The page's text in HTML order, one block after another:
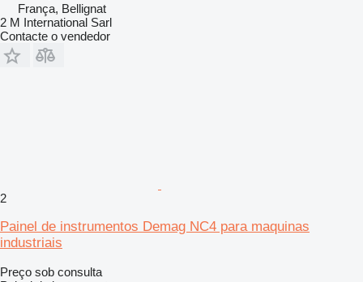
França, Bellignat
2 M International Sarl
Contacte o vendedor
2
Painel de instrumentos Demag NC4 para maquinas
industriais
Preço sob consulta